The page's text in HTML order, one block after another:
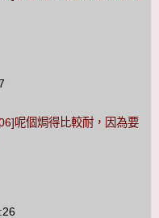
呢個焗得比較耐，因為要